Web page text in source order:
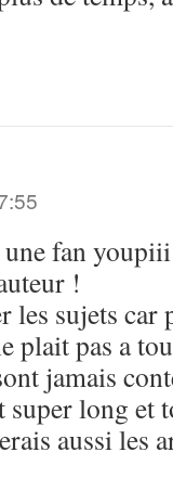
fan
!
les sujets car
plait pas a
jamais
super long et
aussi les